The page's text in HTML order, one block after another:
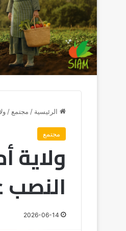
الرئيسية / مجتمع /
مجتمع
النصب
2026-06-14